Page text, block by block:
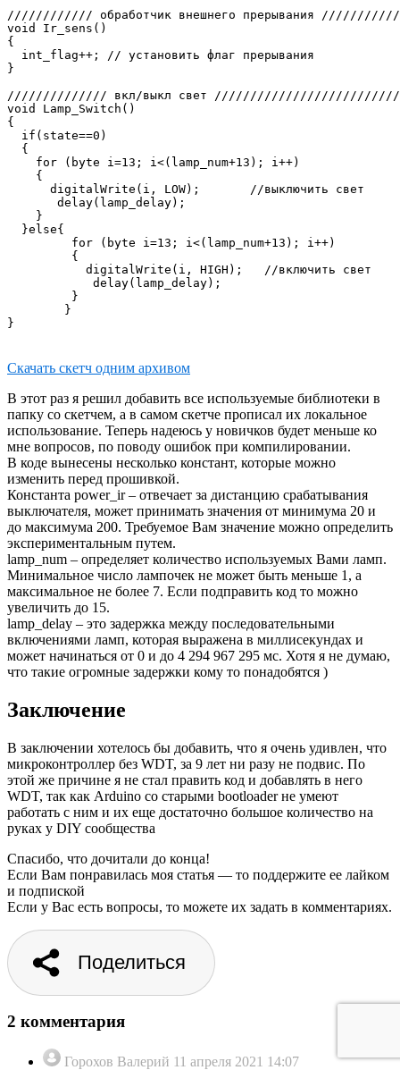
//////////// обработчик внешнего прерывания
void Ir_sens()
{
  int_flag++; // установить флаг прерывания
}
////////////// вкл/выкл свет
void Lamp_Switch()
{
  if(state==0)
  {
    for (byte i=13; i<(lamp_num+13); i++)
    {
      digitalWrite(i, LOW);       //выключить свет
       delay(lamp_delay);
    }
  }else{
         for (byte i=13; i<(lamp_num+13); i++)
         {
           digitalWrite(i, HIGH);   //включить свет
            delay(lamp_delay);
         }
        }
Скачать скетч одним архивом
В этот раз я решил добавить все используемые библиотеки в
папку со скетчем, а в самом скетче прописал их локальное
использование. Теперь надеюсь у новичков будет меньше ко
мне вопросов, по поводу ошибок при компилировании.
В коде вынесены несколько констант, которые можно
изменить перед прошивкой.
Константа power_ir – отвечает за дистанцию срабатывания
выключателя, может принимать значения от минимума 20 и
до максимума 200. Требуемое Вам значение можно определить
экспериментальным путем.
lamp_num – определяет количество используемых Вами ламп.
Минимальное число лампочек не может быть меньше 1, а
максимальное не более 7. Если подправить код то можно
увеличить до 15.
lamp_delay – это задержка между последовательными
включениями ламп, которая выражена в миллисекундах и
может начинаться от 0 и до 4 294 967 295 мс. Хотя я не думаю,
что такие огромные задержки кому то понадобятся )
Заключение
В заключении хотелось бы добавить, что я очень удивлен, что
микроконтроллер без WDT, за 9 лет ни разу не подвис. По
этой же причине я не стал править код и добавлять в него
WDT, так как Arduino со старыми bootloader не умеют
работать с ним и их еще достаточно большое количество на
руках у DIY сообщества
Спасибо, что дочитали до конца!
Если Вам понравилась моя статья — то поддержите ее лайком
и подпиской
Если у Вас есть вопросы, то можете их задать в комментариях.
Поделиться
2 комментария
Горохов Валерий 11 апреля 2021 14:07